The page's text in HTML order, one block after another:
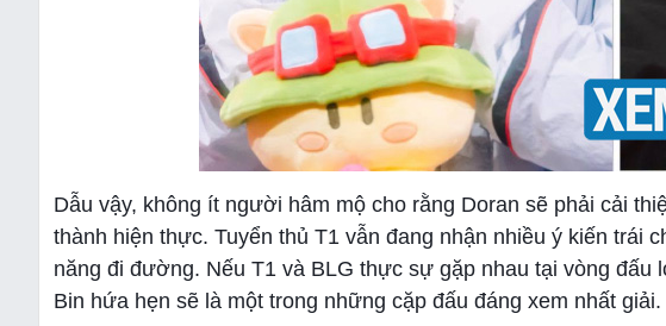
Dẫu vậy, không ít người hâm mộ cho rằng Doran sẽ phải cải
thành hiện thực. Tuyển thủ T1 vẫn đang nhận nhiều ý kiến trái
năng đi đường. Nếu T1 và BLG thực sự gặp nhau tại vòng
Bin hứa hẹn sẽ là một trong những cặp đấu đáng xem nhất giải.